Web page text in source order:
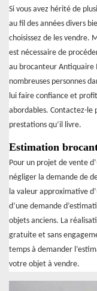
Si vous avez hérité de
au fil des années divers
choisissez de les vendre.
est nécessaire de
au brocanteur Antiquaire
nombreuses personnes
lui faire confiance et
abordables. Contactez-le
prestations qu’il livre.
Estimation
Pour un projet de vente
négliger la demande de
la valeur approximative
d’une demande
objets anciens. La
gratuite et sans
temps à demander
votre objet à vendre.